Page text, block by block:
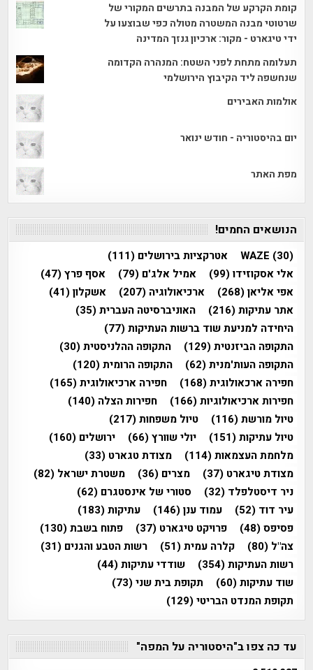
קומת הקרקע של המבנה בתרשים המקורי של
שרטוטי מבנה המשטרה מטולה כפי שבוצעו על
ידי טיגארט - מקור: ארכיון גנזך המדינה
תעלומה מתחת לפני השטח: המנהרה הקדומה
שנחשפה ליד הקיבוץ הירושלמי
אולמות האבירים
יום בהיסטוריה - חודש ינואר
מפת האתר
הנושאים החמים!
WAZE (30) אטרקציות בירושלים (111)
אלי אסקוזידו(99) אמיל אלג'ם (79) אסף פרץ(47)
אפי אליאן(268) ארכיאולוגיה (207) אשקלון(41)
אתר עתיקות(216) האוניברסיטה העברית(35)
היחידה למניעת שוד ברשות העתיקות(77)
התקופה הביזנטית(129) התקופה ההלניסטית(30)
התקופה העות'מנית(62) התקופה הרומית(120)
חפירה ארכאולוגית(168) חפירה ארכיאולוגית(165)
חפירות ארכיאולוגיות(166) חפירות הצלה (140)
טיול מורשת(116) טיול משפחות(217)
טיול עתיקות(151) יולי שוורץ(66) ירושלים (160)
מלחמת העצמאות(114) מצודת טגארט (33)
מצודת טיגארט (37) מצרים (36) משטרת ישראל (82)
ניר דיסטלפלד (32) סטורי של אינסטגרם (62)
עיר דוד (52) עמוד ענן(146) עתיקות(183)
פסיפס(48) פרויקט טיגארט (37) פתוח בשבת(130)
צה"ל (80) קלרה עמית(51) רשות הטבע והגנים (31)
רשות העתיקות(354) שודדי עתיקות(44)
שוד עתיקות(60) תקופת בית שני(73)
תקופת המנדט הבריטי(129)
עד כה צפו ב"היסטוריה על המפה"